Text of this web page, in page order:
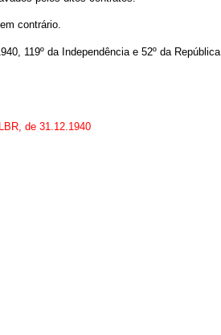
contrário.
119º da Independência e 52º da
de 31.12.1940